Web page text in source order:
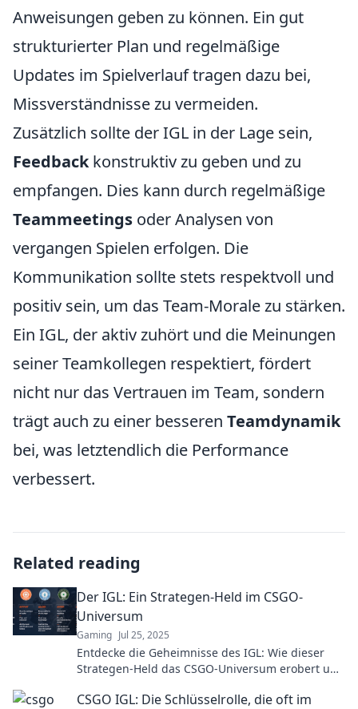
Anweisungen geben zu können. Ein gut
strukturierter Plan und regelmäßige
Updates im Spielverlauf tragen dazu bei,
Missverständnisse zu vermeiden.
Zusätzlich sollte der IGL in der Lage sein,
Feedbackkonstruktiv zu geben und zu
empfangen. Dies kann durch regelmäßige
Teammeetings oder Analysen von
vergangen Spielen erfolgen. Die
Kommunikation sollte stets respektvoll und
positiv sein, um das Team-Morale zu stärken.
Ein IGL, der aktiv zuhört und die Meinungen
seiner Teamkollegen respektiert, fördert
nicht nur das Vertrauen im Team, sondern
trägt auch zu einer besseren Teamdynamik
bei, was letztendlich die Performance
verbessert.
Related reading
Der IGL: Ein Strategen-Held im CSGO-
Universum
Gaming Jul 25, 2025
Entdecke die Geheimnisse des IGL: Wie dieser
Strategen-Held das CSGO-Universum erobert und
CSGO IGL: Die Schlüsselrolle, die oft im